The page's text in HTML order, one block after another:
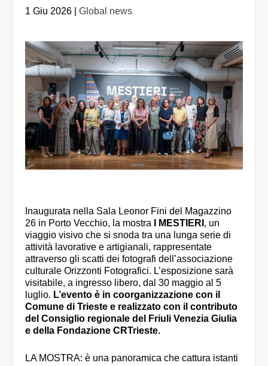
1 Giu 2026 |Global news
Inaugurata nella Sala Leonor Fini del Magazzino
26 in Porto Vecchio, la mostra
I MESTIERI , un
viaggio visivo che si snoda tra una lunga serie di
attività lavorative e artigianali, rappresentate
attraverso gli scatti dei fotografi dell’associazione
culturale Orizzonti Fotografici. L’esposizione sarà
visitabile, a ingresso libero, dal 30 maggio al 5
luglio. L’evento è in coorganizzazione con il
Comune di Trieste e realizzato con il contributo
del Consiglio regionale del Friuli Venezia Giulia
e della Fondazione CRTrieste.
LA MOSTRA: è una panoramica che cattura istanti